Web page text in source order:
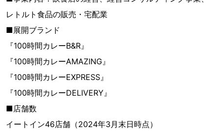
レトルト食品の販売・宅配業
■展開ブランド
『100時間カレーB&R』
『100時間カレーAMAZING』
『100時間カレーEXPRESS』
『100時間カレーDELIVERY』
■店舗数
イートイン46店舗（2024年3月末日時点）